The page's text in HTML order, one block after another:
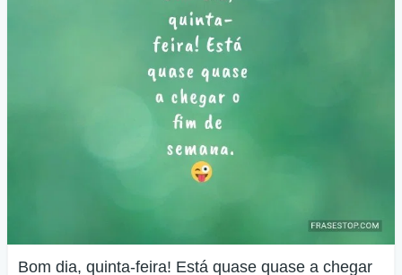
Bom dia, quinta-feira! Está quase quase a chegar